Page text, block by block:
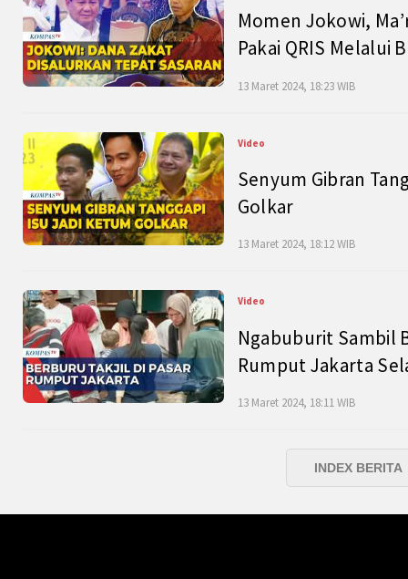
Momen Jokowi,
Pakai QRIS Melalui
13 Maret 2024, 18:23 WIB
Video
Senyum Gibran
Golkar
13 Maret 2024, 18:12 WIB
Video
Ngabuburit Sambil
Rumput Jakarta
13 Maret 2024, 18:11 WIB
INDEX BERITA